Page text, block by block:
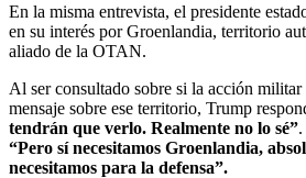
En la misma entrevista, el presidente
en su interés por Groenlandia, territorio
aliado de la OTAN.
Al ser consultado sobre si la acción militar
mensaje sobre ese territorio, Trump
tendrán que verlo. Realmente no lo sé”
“Pero sí necesitamos Groenlandia,
necesitamos para la defensa”.